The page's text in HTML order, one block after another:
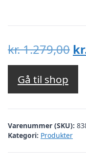
kr.1.279,00
var:
Gå til shop
Varenummer (SKU):
Kategori: Produkter